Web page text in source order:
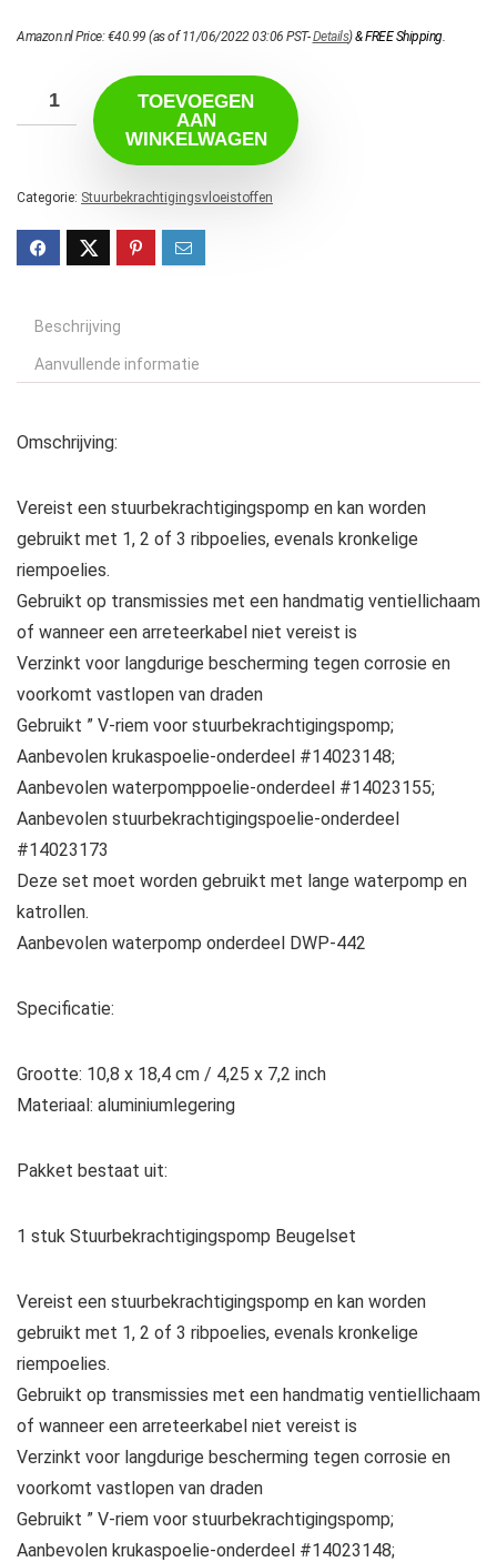
Amazon.nl Price:€40.99 (as of 11/06/2022 03:06 PST-Details)&FREE Shipping.
TOEVOEGEN
AAN
WINKELWAGEN
Categorie: Stuurbekrachtigingsvloeistoffen
Beschrijving
Aanvullende informatie
Omschrijving:
Vereist een stuurbekrachtigingspomp en kan worden
gebruikt met 1, 2 of 3 ribpoelies, evenals kronkelige
riempoelies.
Gebruikt op transmissies met een handmatig ventiellichaam
of wanneer een arreteerkabel niet vereist is
Verzinkt voor langdurige bescherming tegen corrosie en
voorkomt vastlopen van draden
Gebruikt ” V-riem voor stuurbekrachtigingspomp;
Aanbevolen krukaspoelie-onderdeel #14023148;
Aanbevolen waterpomppoelie-onderdeel #14023155;
Aanbevolen stuurbekrachtigingspoelie-onderdeel
#14023173
Deze set moet worden gebruikt met lange waterpomp en
katrollen.
Aanbevolen waterpomp onderdeel DWP-442
Specificatie:
Grootte: 10,8 x 18,4 cm / 4,25 x 7,2 inch
Materiaal: aluminiumlegering
Pakket bestaat uit:
1 stuk Stuurbekrachtigingspomp Beugelset
Vereist een stuurbekrachtigingspomp en kan worden
gebruikt met 1, 2 of 3 ribpoelies, evenals kronkelige
riempoelies.
Gebruikt op transmissies met een handmatig ventiellichaam
of wanneer een arreteerkabel niet vereist is
Verzinkt voor langdurige bescherming tegen corrosie en
voorkomt vastlopen van draden
Gebruikt ” V-riem voor stuurbekrachtigingspomp;
Aanbevolen krukaspoelie-onderdeel #14023148;